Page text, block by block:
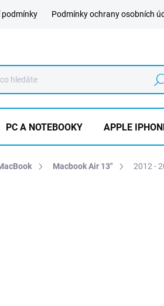
podmínky Podmínky ochrany osobních
PC A NOTEBOOKY APPLE
Macbook Air 13" 2012 -